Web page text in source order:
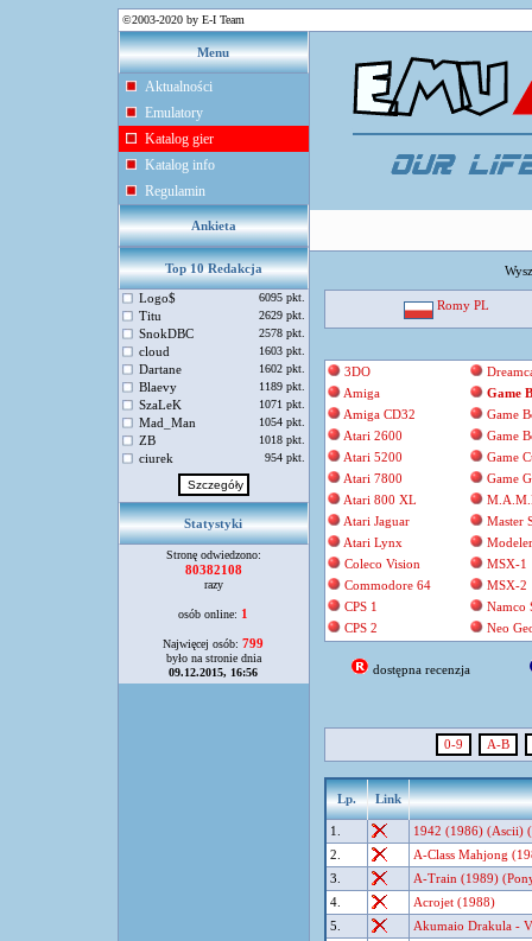
©2003-2020 by E-I Team
Menu
Aktualności
Emulatory
Katalog gier
Katalog info
Regulamin
Ankieta
Top 10 Redakcja
Logo$ 6095 pkt.
Titu 2629 pkt.
SnokDBC 2578 pkt.
cloud 1603 pkt.
Dartane 1602 pkt.
Blaevy 1189 pkt.
SzaLeK 1071 pkt.
Mad_Man 1054 pkt.
ZB 1018 pkt.
ciurek 954 pkt.
Statystyki
Stronę odwiedzono:
80382108
razy
osób online: 1
Najwięcej osób: 799
było na stronie dnia
09.12.2015, 16:56
Romy PL
3DO
Amiga
Amiga CD32
Atari 2600
Atari 5200
Atari 7800
Atari 800 XL
Atari Jaguar
Atari Lynx
Coleco Vision
Commodore 64
CPS 1
CPS 2
Game
Game
Game
Game
Game
Master
Modeler
MSX-1
MSX-2
Namco
Neo
dostępna recenzja
0-9 A-B
Lp. Link
1.
1942 (1986) (Ascii)
2.
A-Class Mahjong
3.
A-Train (1989)
4.
Acrojet (1988)
5.
Akumaio Drakula -